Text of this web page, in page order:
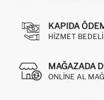
KAPIDA
HIZMET
MAĞAZADA
ONLINE AL